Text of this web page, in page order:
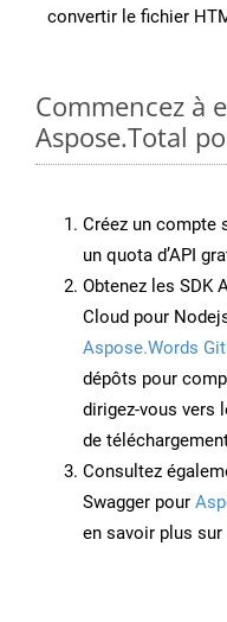
convertir le fichier
Commencez à
Aspose.Total
Créez un compte
un quota d’API
Obtenez les SDK
Cloud pour
Aspose.Words
dépôts pour
dirigez-vous vers
de
Consultez
Swagger pour
en savoir plus sur